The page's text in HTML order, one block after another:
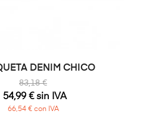
DENIM CHICO
83,18 €
54,99 € sin IVA
66,54 € con IVA